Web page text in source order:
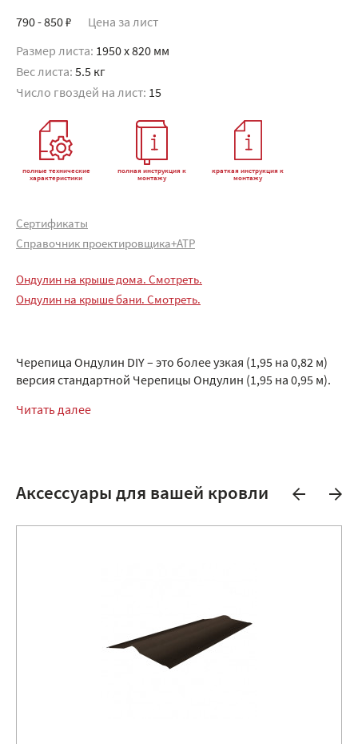
790 - 850 ₽ Цена за лист
Размер листа: 1950 x 820 мм
Вес листа: 5.5 кг
Число гвоздей на лист: 15
полные технические
характеристики
полная инструкция к
монтажу
краткая инструкция к
монтажу
Сертификаты
Справочник проектировщика+АТР
Ондулин на крыше дома. Смотреть.
Ондулин на крыше бани. Смотреть.
Черепица Ондулин DIY – это более узкая (1,95 на 0,82 м)
версия стандартной Черепицы Ондулин (1,95 на 0,95 м).
Читать далее
Аксессуары для вашей кровли